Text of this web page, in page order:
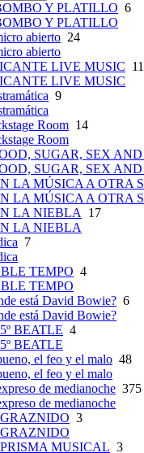
Y PLATILLO 6
Y PLATILLO
abierto 24
abierto
LIVE MUSIC
LIVE MUSIC
9
Room 14
Room
SUGAR, SEX
SUGAR, SEX
LA MÚSICA A OTRA
LA MÚSICA A OTRA
LA NIEBLA
17
LA NIEBLA
7
TEMPO 4
TEMPO
está David Bowie? 6
está David Bowie?
BEATLE 4
BEATLE
el feo y el malo 48
el feo y el malo
de medianoche 375
de medianoche
3
MUSICAL 3